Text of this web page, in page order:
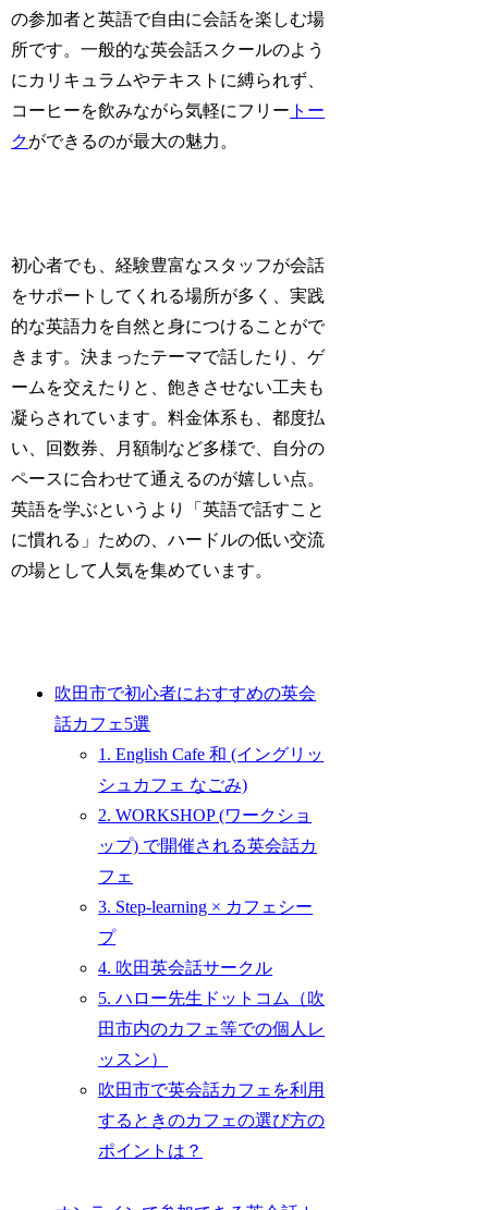
の参加者と英語で自由に会話を楽しむ場
所です。一般的な英会話スクールのよう
にカリキュラムやテキストに縛られず、
コーヒーを飲みながら気軽にフリー トー
クができるのが最大の魅力。
初心者でも、経験豊富なスタッフが会話
をサポートしてくれる場所が多く、実践
的な英語力を自然と身につけることがで
きます。決まったテーマで話したり、ゲ
ームを交えたりと、飽きさせない工夫も
凝らされています。料金体系も、都度払
い、回数券、月額制など多様で、自分の
ペースに合わせて通えるのが嬉しい点。
英語を学ぶというより「英語で話すこと
に慣れる」ための、ハードルの低い交流
の場として人気を集めています。
吹田市で初心者におすすめの英会
話カフェ5選
1. English Cafe 和 (イングリッ
シュカフェ なごみ)
2. WORKSHOP (ワークショ
ップ) で開催される英会話カ
フェ
3. Step-learning × カフェシー
プ
4. 吹田英会話サークル
5. ハロー先生ドットコム（吹
田市内のカフェ等での個人レ
ッスン）
吹田市で英会話カフェを利用
するときのカフェの選び方の
ポイントは？